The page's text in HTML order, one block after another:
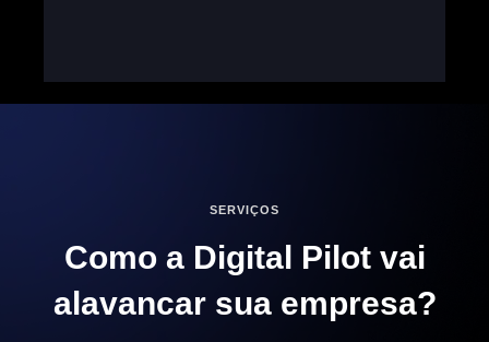
SERVIÇOS
Como a Digital Pilot vai
alavancar sua empresa?